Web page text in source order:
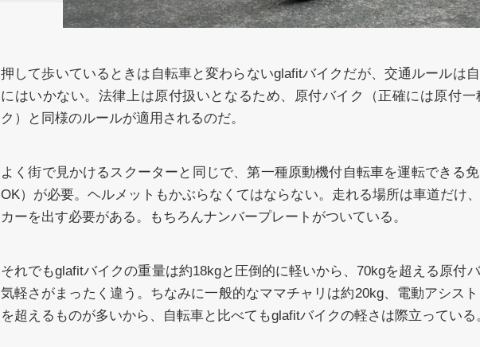
押して歩いているときは自転車と変わらないglafitバイクだが、交通ルールは
にはいかない。法律上は原付扱いとなるため、原付バイク（正確には原付
ク）と同様のルールが適用されるのだ。
よく街で見かけるスクーターと同じで、第一種原動機付自転車を運転できる
OK）が必要。ヘルメットもかぶらなくてはならない。走れる場所は車道だけ
カーを出す必要がある。もちろんナンバープレートがついている。
それでもglafitバイクの重量は約18kgと圧倒的に軽いから、70kgを超える原付
気軽さがまったく違う。ちなみに一般的なママチャリは約20kg、電動アシス
を超えるものが多いから、自転車と比べてもglafitバイクの軽さは際立っている